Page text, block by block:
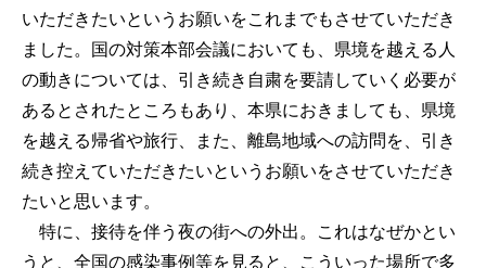
いただきたいというお願いをこれまでもさせていただき
ました。国の対策本部会議においても、県境を越える人
の動きについては、引き続き自粛を要請していく必要が
あるとされたところもあり、本県におきましても、県境
を越える帰省や旅行、また、離島地域への訪問を、引き
続き控えていただきたいというお願いをさせていただき
たいと思います。
特に、接待を伴う夜の街への外出。これはなぜかとい
うと、全国の感染事例等を見ると、こういった場所で多